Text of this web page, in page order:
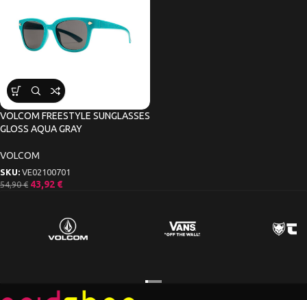
VOLCOM FREESTYLE SUNGLASSES
GLOSS AQUA GRAY
VOLCOM
SKU: VE02100701
54,90€ 43,92 €